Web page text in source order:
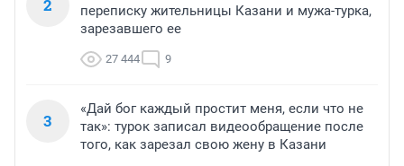
2
переписку жительницы Казани и мужа-турка,
зарезавшего ее
27 444 9
3
«Дай бог каждый простит меня, если что не
так»: турок записал видеообращение после
того, как зарезал свою жену в Казани